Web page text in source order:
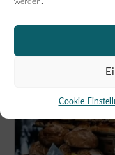
Cookie-